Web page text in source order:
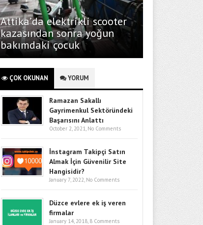
Attika’da elektrikli scooter
kazasından sonra yoğun
bakımdaki çocuk
ÇOK OKUNAN YORUM
Ramazan Sakallı
Gayrimenkul Sektöründeki
Başarısını Anlattı
October 2, 2021, No Comments
İnstagram Takipçi Satın
Almak İçin Güvenilir Site
Hangisidir?
January 7, 2022, No Comments
Düzce evlere ek iş veren
firmalar
January 14, 2018, 8 Comments